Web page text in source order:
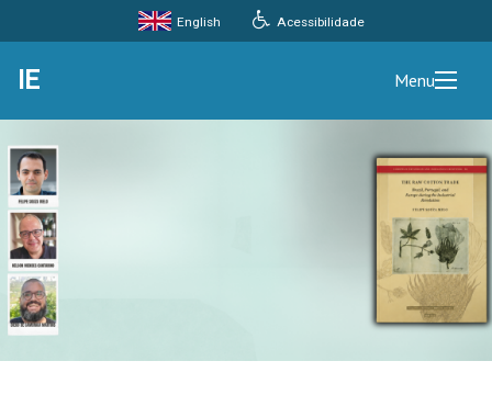
Acessibilidade
English
IE Menu